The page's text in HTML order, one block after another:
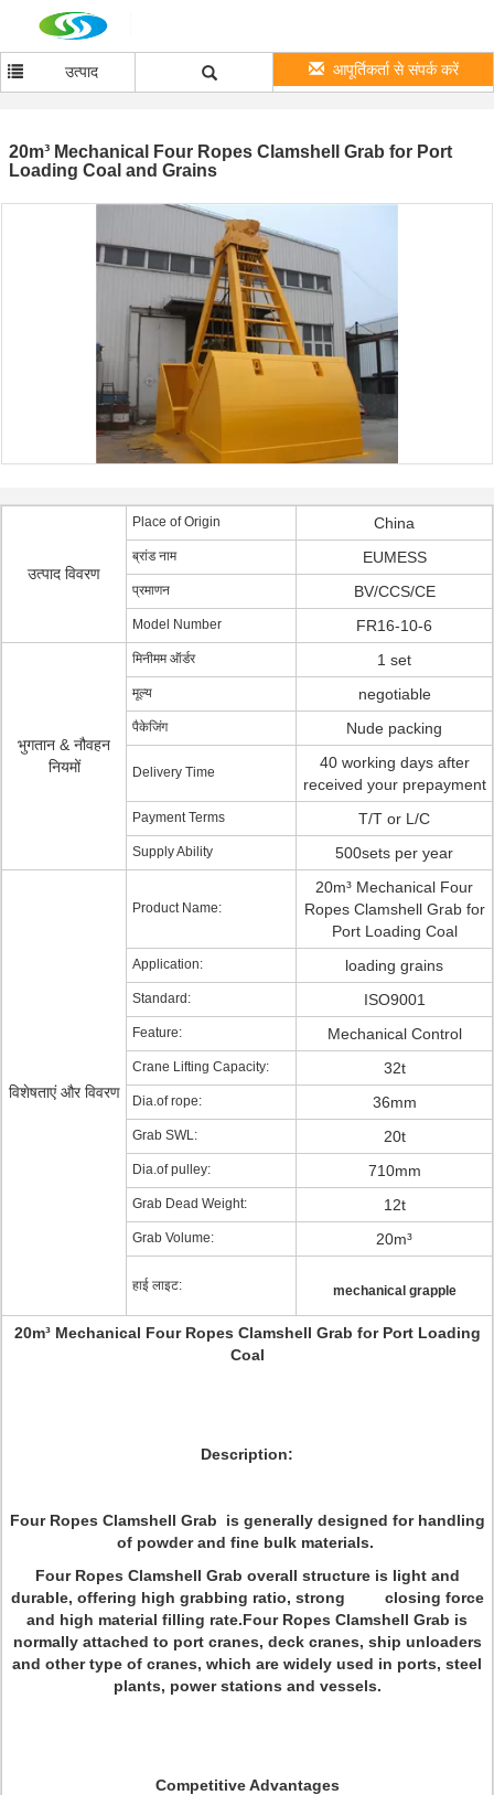
उत्पाद आपूर्तिकर्ता से संपर्क करें
20m³ Mechanical Four Ropes Clamshell Grab for Port
Loading Coal and Grains
उत्पाद विवरण
Place of Origin China
ब्रांड नाम EUMESS
प्रमाणन BV/CCS/CE
Model Number FR16-10-6
भुगतान & नौवहन
नियमों
मिनीमम ऑर्डर 1 set
मूल्य negotiable
पैकेजिंग Nude packing
Delivery Time
40 working days after
received your prepayment
Payment Terms T/T or L/C
Supply Ability 500sets per year
विशेषताएं और विवरण
Product Name:
20m³ Mechanical Four
Ropes Clamshell Grab for
Port Loading Coal
Application: loading grains
Standard: ISO9001
Feature: Mechanical Control
Crane Lifting Capacity: 32t
Dia.of rope: 36mm
Grab SWL: 20t
Dia.of pulley: 710mm
Grab Dead Weight: 12t
Grab Volume: 20m³
हाई लाइट: mechanical grapple
20m³ Mechanical Four Ropes Clamshell Grab for Port Loading
Coal​
Description:
Four Ropes Clamshell Grab is generally designed for handling
of powder and fine bulk materials.
Four Ropes Clamshell Grab overall structure is light and
durable, offering high grabbing ratio, strong closing force
and high material filling rate.Four Ropes Clamshell Grab is
normally attached to port cranes, deck cranes, ship unloaders
and other type of cranes, which are widely used in ports, steel
plants, power stations and vessels.
Competitive Advantages